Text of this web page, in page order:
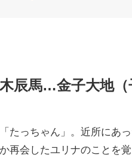
辰馬…金子大地（
たっちゃん」。近所にあ
再会したユリナのことを